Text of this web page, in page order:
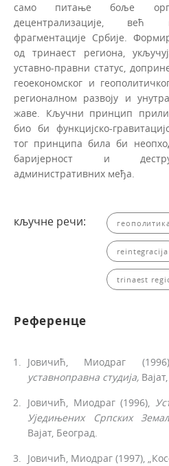
само питање боље
децентрализације, већ
фрагментације Србије.
од тринаест региона,
уставно-правни статус,
геоекономског и
регионалном развоју и
жаве. Кључни принцип
био би функцијско-
тог прин­ципа била би
баријерност и
административних међа.
кључне речи:
reintegracija
trinaest
Референце
Јовичић, Миодраг
уставноправна студија,
Јовичић, Миодраг (1996),
Уједињених Српских
Вајат, Београд.
Јовичић, Миодраг (1997),